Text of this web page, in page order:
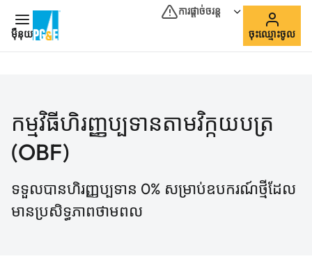
ម៉ឺនុយ
ការផ្ដាច់ចរន្ត
ចុះឈ្មោះចូល
កម្មវិធីហិរញ្ញប្បទានតាមវិក្កយបត្រ
(OBF)
ទទួលបានហិរញ្ញប្បទាន 0% សម្រាប់ឧបករណ៍ថ្មីដែល
មានប្រសិទ្ធភាពថាមពល